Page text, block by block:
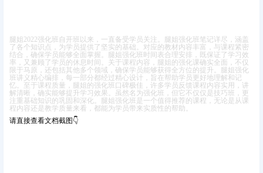
腿姐2022强化班自开班以来，一直备受学员关注。腿姐强化班笔记详尽，涵盖
了各个知识点，为学员提供了坚实的基础。对应的教材内容丰富，与课程紧密
结合，确保学员能够全面掌握。腿姐强化班时间表合理安排，既保证了学习效
率，又兼顾了学员的休息时间。
关于课程内容，腿姐的强化课确实全面，不仅
限于马原，还包括其他多个领域，确保学员能够获得全方位的提升。腿姐强化
班讲义精心编排，每一部分都经过精心设计，旨在帮助学员更好地理解和记
忆。
至于课程质量，腿姐的强化班口碑极佳，许多学员反馈课程内容实用，讲
解清晰，确实能够提升学习效果。虽然名为强化班，但它不仅仅是技巧班，更
注重基础知识的巩固和深化。
腿姐强化班是一个值得推荐的课程，无论是从课
程内容还是教学质量来看，都能为学员带来实质性的帮助。
请直接查看文档截图👇